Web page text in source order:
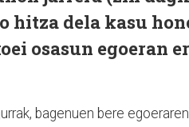
hitza dela kasu
osasun egoeran
bagenuen bere